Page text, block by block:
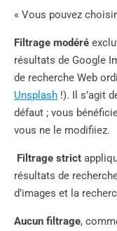
« Vous pouvez
Filtrage modéré
résultats de Google
de recherche Web
Unsplash !). Il s’agit
défaut ; vous
vous ne le modifiiez.
Filtrage strict
résultats de
d’images et la
Aucun filtrage,